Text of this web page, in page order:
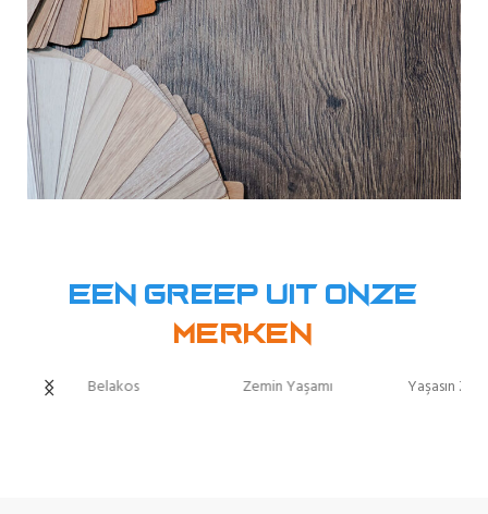
Een greep uit onze
Merken
Belakos Zemin Yaşamı Yaşasın